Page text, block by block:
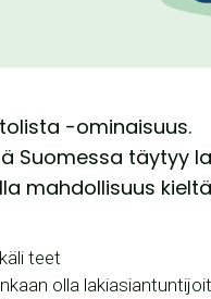
-ominaisuus.
Suomessa täytyy
mahdollisuus
teet
olla